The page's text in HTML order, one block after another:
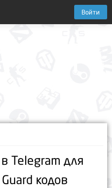
Войти
Telegram для
кодов